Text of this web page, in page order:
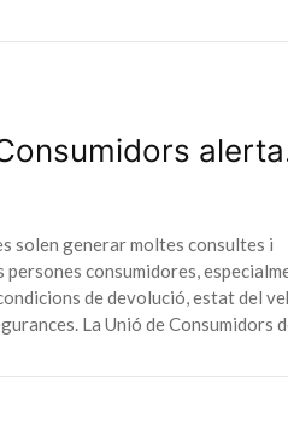
solen generar moltes consultes i
consumidores,
de devolució, estat del
La Unió de Consumidors